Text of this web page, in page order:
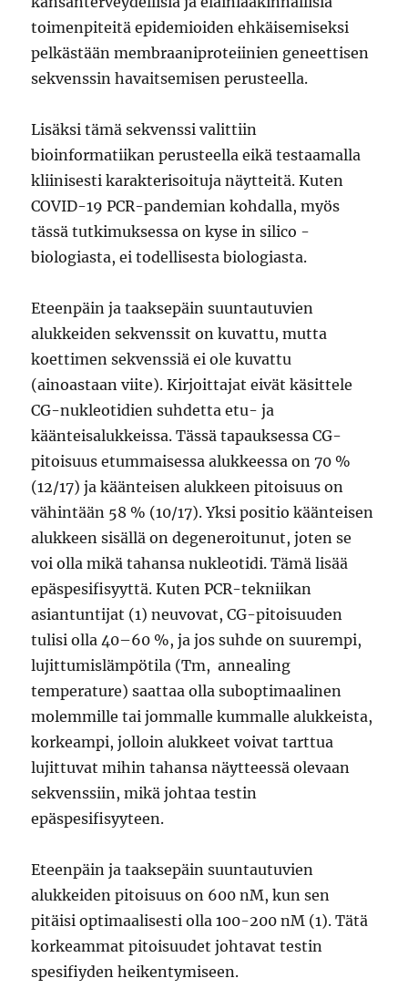
toimenpiteitä epidemioiden ehkäisemiseksi
pelkästään membraaniproteiinien geneettisen
sekvenssin havaitsemisen perusteella.
Lisäksi tämä sekvenssi valittiin
bioinformatiikan perusteella eikä testaamalla
kliinisesti karakterisoituja näytteitä. Kuten
COVID-19 PCR-pandemian kohdalla, myös
tässä tutkimuksessa on kyse in silico -
biologiasta, ei todellisesta biologiasta.
Eteenpäin ja taaksepäin suuntautuvien
alukkeiden sekvenssit on kuvattu, mutta
koettimen sekvenssiä ei ole kuvattu
(ainoastaan viite). Kirjoittajat eivät käsittele
CG-nukleotidien suhdetta etu- ja
käänteisalukkeissa. Tässä tapauksessa CG-
pitoisuus etummaisessa alukkeessa on 70 %
(12/17) ja käänteisen alukkeen pitoisuus on
vähintään 58 % (10/17). Yksi positio käänteisen
alukkeen sisällä on degeneroitunut, joten se
voi olla mikä tahansa nukleotidi. Tämä lisää
epäspesifisyyttä. Kuten PCR-tekniikan
asiantuntijat (1) neuvovat, CG-pitoisuuden
tulisi olla 40–60 %, ja jos suhde on suurempi,
lujittumislämpötila (Tm, annealing
temperature) saattaa olla suboptimaalinen
molemmille tai jommalle kummalle alukkeista,
korkeampi, jolloin alukkeet voivat tarttua
lujittuvat mihin tahansa näytteessä olevaan
sekvenssiin, mikä johtaa testin
epäspesifisyyteen.
Eteenpäin ja taaksepäin suuntautuvien
alukkeiden pitoisuus on 600 nM, kun sen
pitäisi optimaalisesti olla 100-200 nM (1). Tätä
korkeammat pitoisuudet johtavat testin
spesifiyden heikentymiseen.